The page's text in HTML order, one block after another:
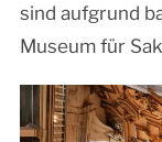
sind aufgrund
Museum für